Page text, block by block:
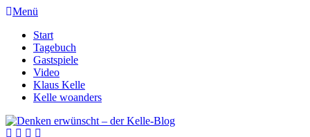
Menü
Start
Tagebuch
Gastspiele
Video
Klaus Kelle
Kelle woanders